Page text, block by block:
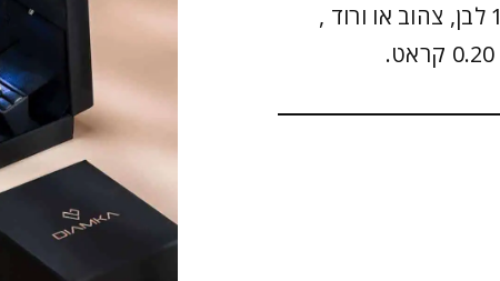
תליון מפתח עם יהלומים – Lara זהב 14K לבן, צהוב או ורוד ,